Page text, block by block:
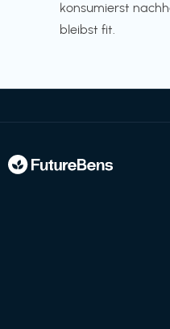
konsumierst
bleibst fit.